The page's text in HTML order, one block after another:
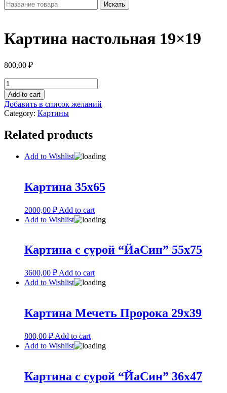
Искать
Картина настольная 19×19
800,00 ₽
Картина
настольная
19x19
quantity
Add to cart
Добавить в список желаний
Category: Картины
Related products
Add to Wishlist
Картина 35х65
2000,00 ₽ Add to cart
Add to Wishlist
Картина с сурой “ЙаСин” 55х75
3600,00 ₽ Add to cart
Add to Wishlist
Картина Мечеть Пророка 29х39
800,00 ₽ Add to cart
Add to Wishlist
Картина с сурой “ЙаСин” 36х47